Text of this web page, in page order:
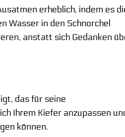
erheblich, indem es
Wasser in den Schnorchel
anstatt sich Gedanken
das für seine
Ihrem Kiefer anzupassen
können.